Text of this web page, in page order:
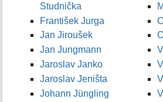
Studnička
František Jurga
Jan Jiroušek
Jan Jungmann
Jaroslav Janko
Jaroslav Jeništa
Johann Jüngling